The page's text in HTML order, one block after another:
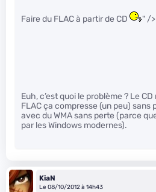
Faire du FLAC à partir de CD " />
Euh, c’est quoi le problème ? Le
FLAC ça compresse (un peu) sans
avec du WMA sans perte (parce
par les Windows modernes).
KiaN
Le 08/10/2012 à 14h43